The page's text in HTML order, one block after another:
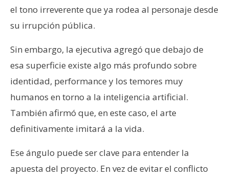
el tono irreverente que ya rodea al personaje desde
su irrupción pública.
Sin embargo, la ejecutiva agregó que debajo de
esa superficie existe algo más profundo sobre
identidad, performance y los temores muy
humanos en torno a la inteligencia artificial.
También afirmó que, en este caso, el arte
definitivamente imitará a la vida.
Ese ángulo puede ser clave para entender la
apuesta del proyecto. En vez de evitar el conflicto